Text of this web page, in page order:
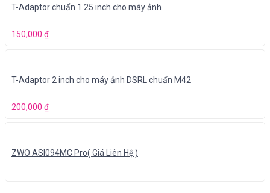
T-Adaptor chuẩn 1.25 inch cho máy ảnh
150,000 ₫
T-Adaptor 2 inch cho máy ảnh DSRL chuẩn M42
200,000 ₫
ZWO ASI094MC Pro( Giá Liên Hệ )